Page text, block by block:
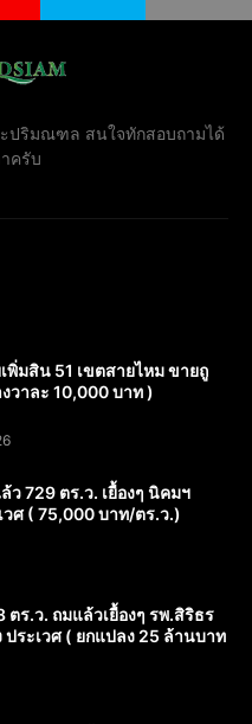
ปริมณฑล สนใจทักสอบถามได้
ครับ
พิ่มสิน 51 เขตสายไหม ขายถู
วาละ 10,000 บาท )
ว 729 ตร.ว. เยื้องๆ นิคมฯ
วศ ( 75,000 บาท/ตร.ว.)
ตร.ว. ถมแล้วเยื้องๆ รพ.สิริธร
ระเวศ ( ยกแปลง 25 ล้านบาท